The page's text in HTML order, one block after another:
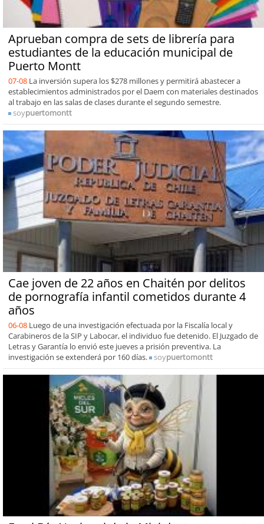
Aprueban compra de sets de librería para
estudiantes de la educación municipal de
Puerto Montt
07-08 La inversión supera los $278 millones y permitirá abastecer a
establecimientos administrados por el Daem con materiales destinados
al trabajo en las salas de clases durante el segundo semestre.
soypuertomontt
Cae joven de 22 años en Chaitén por delitos
de pornografía infantil cometidos durante 4
años
06-08 Luego de una investigación efectuada por la Fiscalía local y
Carabineros de la SIP y Labocar, el individuo fue detenido. El Juzgado de
Letras y Garantía lo envió este jueves a prisión preventiva. La
investigación se extenderá por 160 días.
soypuertomontt